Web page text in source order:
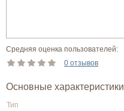
Средняя оценка пользователей:
0 отзывов
Основные характеристики
Тип